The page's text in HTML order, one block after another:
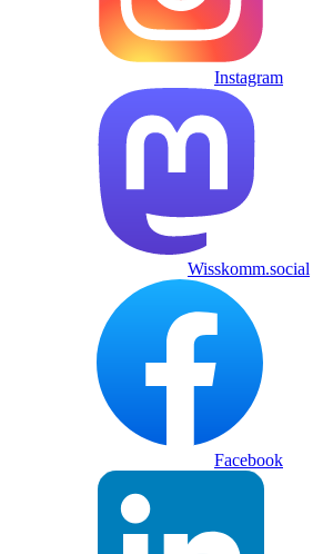
Instagram
Wisskomm.social
Facebook